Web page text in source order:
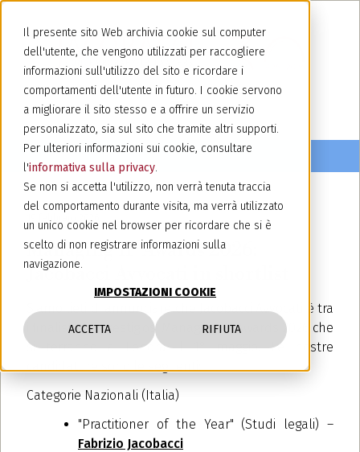
Il presente sito Web archivia cookie sul computer
dell'utente, che vengono utilizzati per raccogliere
informazioni sull'utilizzo del sito e ricordare i
comportamenti dell'utente in futuro. I cookie servono
a migliorare il sito stesso e a offrire un servizio
personalizzato, sia sul sito che tramite altri supporti.
Per ulteriori informazioni sui cookie, consultare
l'informativa sulla privacy.
Se non si accetta l'utilizzo, non verrà tenuta traccia
del comportamento durante visita, ma verrà utilizzato
un unico cookie nel browser per ricordare che si è
scelto di non registrare informazioni sulla
navigazione.
IMPOSTAZIONI COOKIE
ACCETTA RIFIUTA
19 febbraio 2026
Managing IP Awards 2026:
Jacobacci Avvocati in shortlist
Siamo lieti di annunciare che Jacobacci Avvocati è tra
i finalisti dei prestigiosi Managing IP Awards 2026 che
si terranno a Londra il 1° maggio. Le nostre
Categorie Nazionali (Italia)
"Practitioner of the Year" (Studi legali) –
Fabrizio Jacobacci